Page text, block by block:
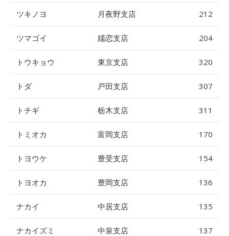
ツキノヨ 月夜野支店 212
ツマゴイ 嬬恋支店 204
トウキョウ 東京支店 320
トダ 戸田支店 307
トチギ 栃木支店 311
トミオカ 富岡支店 170
トヨウケ 豊受支店 154
トヨオカ 豊岡支店 136
ナカイ 中居支店 135
ナカイズミ 中泉支店 137